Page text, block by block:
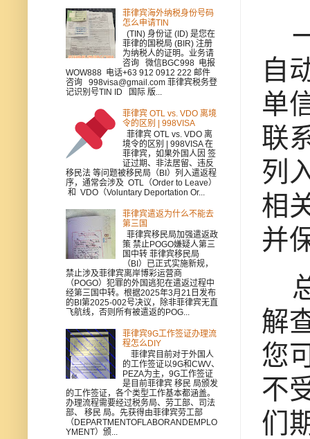
自
单
联
列
相
并
解
您
不
们
菲律宾海外纳税身份号码
怎么申请TIN
(TIN) 身份证 (ID) 是您在
菲律的国税局 (BIR) 注册
为纳税人的证明。业务请
咨询 微信BGC998 电报
WOW888 电话+63 912 0912 222 邮件
咨询 998visa@gmail.com 菲律宾税务登
记识别号TIN ID 国际 版...
菲律宾 OTL vs. VDO 离境
令的区别 | 998VISA
菲律宾 OTL vs. VDO 离
境令的区别 | 998VISA 在
菲律宾，如果外国人因 签
证过期、非法居留、违反
移民法 等问题被移民局（BI）列入遣返程
序，通常会涉及 OTL（Order to Leave）
和 VDO（Voluntary Deportation Or...
菲律宾遣返为什么不能去
第三国
菲律宾移民局加强遣返政
策 禁止POGO嫌疑人第三
国中转 菲律宾移民局
（BI）已正式实施新规，
禁止涉及菲律宾离岸博彩运营商
（POGO）犯罪的外国逃犯在遣返过程中
经第三国中转。根据2025年3月21日发布
的BI第2025-002号决议，除非菲律宾无直
飞航线，否则所有被遣返的POG...
菲律宾9G工作签证办理流
程怎么DIY
菲律宾目前对于外国人
的工作签证以9G和CWV、
PEZA为主，9G工作签证
是目前菲律宾 移民 局颁发
的工作签证，各个类型工作基本都涵盖。
办理流程需要经过税务局、劳工部、司法
部、 移民 局。先获得由菲律宾劳工部
（DEPARTMENTOFLABORANDEMPLO
YMENT）颁...